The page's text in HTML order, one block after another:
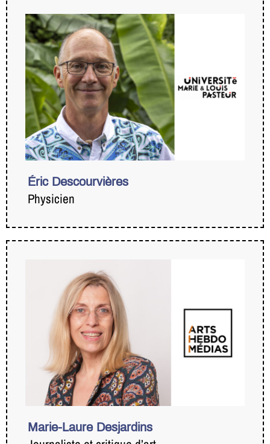
Éric Descourvières
Physicien
Marie-Laure Desjardins